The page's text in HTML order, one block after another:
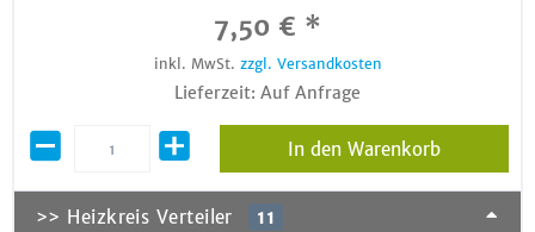
7,50 € *
inkl. MwSt. zzgl. Versandkosten
Lieferzeit: Auf Anfrage
In den Warenkorb
>> Heizkreis Verteiler 11